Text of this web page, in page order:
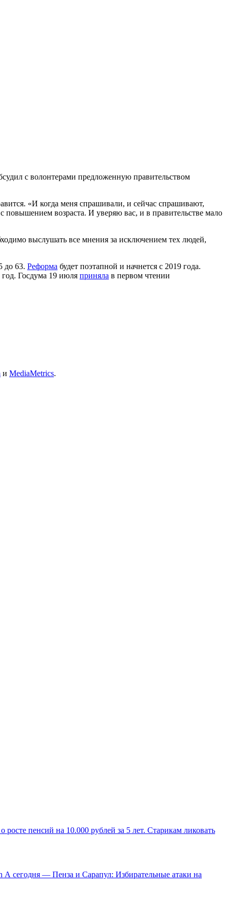
с волонтерами предложенную правительством
«И когда меня спрашивали, и сейчас спрашивают,
повышением возраста. И уверяю вас, и в правительстве мало
выслушать все мнения за исключением тех людей,
до 63. Реформа будет поэтапной и начнется с 2019 года.
Госдума 19 июля приняла в первом чтении
и MediaMetrics.
росте пенсий на 10.000 рублей за 5 лет. Старикам ликовать
А сегодня — Пенза и Сарапул: Избирательные атаки на